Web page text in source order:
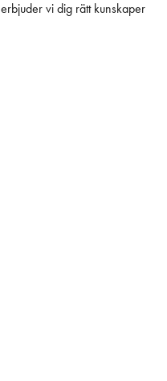
vi dig rätt kunskaper